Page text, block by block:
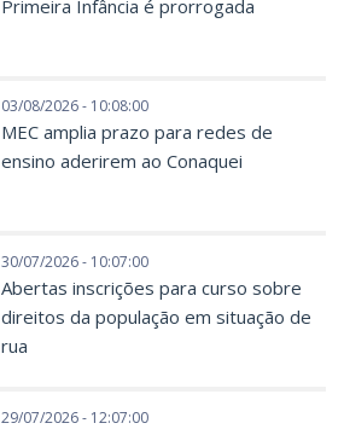
Primeira Infância é prorrogada
03/08/2026 - 10:08:00
MEC amplia prazo para redes de
ensino aderirem ao Conaquei
30/07/2026 - 10:07:00
Abertas inscrições para curso sobre
direitos da população em situação de
rua
29/07/2026 - 12:07:00